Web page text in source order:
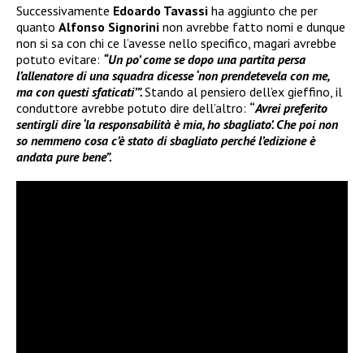
Successivamente Edoardo Tavassi ha aggiunto che per
quanto Alfonso Signorini non avrebbe fatto nomi e dunque
non si sa con chi ce l’avesse nello specifico, magari avrebbe
potuto evitare: “Un po’ come se dopo una partita persa
l’allenatore di una squadra dicesse ‘non prendetevela con me,
ma con questi sfaticati’”.Stando al pensiero dell’ex gieffino, il
conduttore avrebbe potuto dire dell’altro: “Avrei preferito
sentirgli dire ‘la responsabilità è mia, ho sbagliato’. Che poi non
so nemmeno cosa c’è stato di sbagliato perché l’edizione è
andata pure bene”.